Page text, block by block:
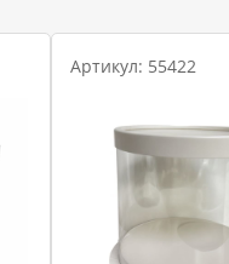
Артикул: 55422